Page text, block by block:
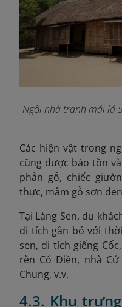
Ngôi nhà tranh mái lá
Các hiện vật trong
cũng được bảo tồn
phản gỗ, chiếc
thực, mâm gỗ sơn
Tại Làng Sen, du
di tích gắn bó với
sen, di tích giếng
rèn Cố Điền, nhà
Chung, v.v.
4.3. Khu